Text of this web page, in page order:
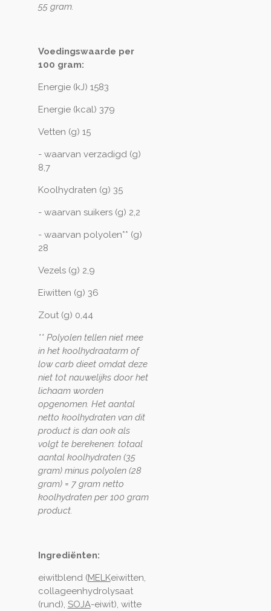
55 gram.
Voedingswaarde per
100 gram:
Energie (kJ) 1583
Energie (kcal) 379
Vetten (g) 15
- waarvan verzadigd (g)
8,7
Koolhydraten (g) 35
- waarvan suikers (g) 2,2
- waarvan polyolen** (g)
28
Vezels (g) 2,9
Eiwitten (g) 36
Zout (g) 0,44
** Polyolen tellen niet mee
in het koolhydraatarm of
low carb dieet omdat deze
niet tot nauwelijks door het
lichaam worden
opgenomen. Het aantal
netto koolhydraten van dit
product is dan ook als
volgt te berekenen: totaal
aantal koolhydraten (35
gram) minus polyolen (28
gram) = 7 gram netto
koolhydraten per 100 gram
product.
Ingrediënten:
eiwitblend (MELKeiwitten,
collageenhydrolysaat
(rund), SOJA-eiwit), witte